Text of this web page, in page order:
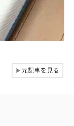
▶元記事を見る